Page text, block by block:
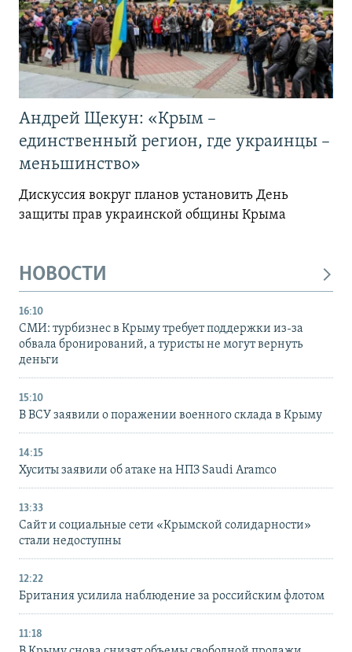
Андрей Щекун: «Крым –
единственный регион, где украинцы –
меньшинство»
Дискуссия вокруг планов установить День
защиты прав украинской общины Крыма
НОВОСТИ
16:10
СМИ: турбизнес в Крыму требует поддержки из-за
обвала бронирований, а туристы не могут вернуть
деньги
15:10
В ВСУ заявили о поражении военного склада в Крыму
14:15
Хуситы заявили об атаке на НПЗ Saudi Aramco
13:33
Сайт и социальные сети «Крымской солидарности»
стали недоступны
12:22
Британия усилила наблюдение за российским флотом
11:18